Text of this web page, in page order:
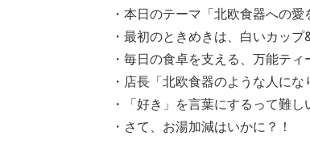
・本日のテーマ「北欧食器への愛
・最初のときめきは、白いカップ
・毎日の食卓を支える、万能ティ
・店長「北欧食器のような人にな
・「好き」を言葉にするって難し
・さて、お湯加減はいかに？！